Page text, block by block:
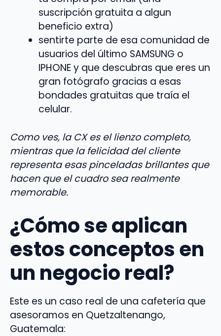
suscripción gratuita a algun
beneficio extra)
sentirte parte de esa comunidad de
usuarios del último SAMSUNG o
IPHONE y que descubras que eres un
gran fotógrafo gracias a esas
bondades gratuitas que traía el
celular.
Como ves, la CX es el lienzo completo,
mientras que la felicidad del cliente
representa esas pinceladas brillantes que
hacen que el cuadro sea realmente
memorable.
¿Cómo se aplican
estos conceptos en
un negocio real?
Este es un caso real de una cafetería que
asesoramos en Quetzaltenango,
Guatemala: